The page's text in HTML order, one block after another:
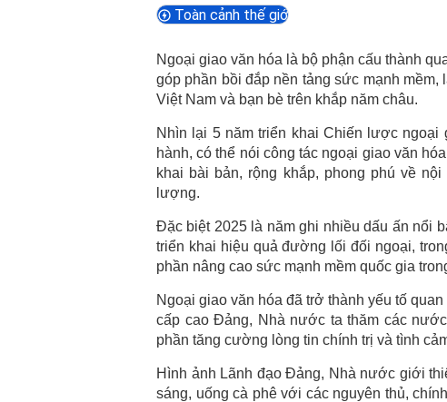
Toàn cảnh thế giới
Ngoại giao văn hóa là bộ phận cấu thành
góp phần bồi đắp nền tảng sức mạnh
Việt Nam và bạn bè trên khắp năm châu.
Nhìn lại 5 năm triển khai Chiến lược
hành, có thể nói công tác ngoại giao văn
khai bài bản, rộng khắp, phong phú về
lượng.
Đặc biệt 2025 là năm ghi nhiều dấu ấn nổi
triển khai hiệu quả đường lối đối ngoại,
phần nâng cao sức mạnh mềm quốc gia
Ngoại giao văn hóa đã trở thành yếu tố
cấp cao Đảng, Nhà nước ta thăm các
phần tăng cường lòng tin chính trị và tình
Hình ảnh Lãnh đạo Đảng, Nhà nước giới
sáng, uống cà phê với các nguyên thủ,